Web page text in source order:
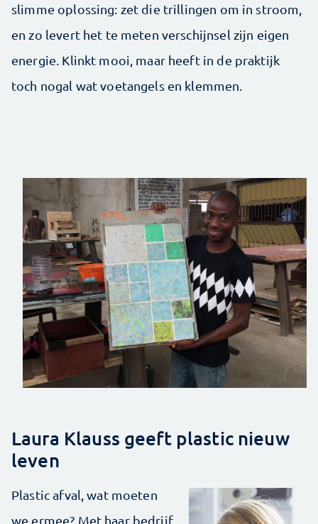
slimme oplossing: zet die trillingen om in stroom,
en zo levert het te meten verschijnsel zijn eigen
energie. Klinkt mooi, maar heeft in de praktijk
toch nogal wat voetangels en klemmen.
Laura Klauss geeft plastic nieuw
leven
Plastic afval, wat moeten
we ermee? Met haar bedrijf